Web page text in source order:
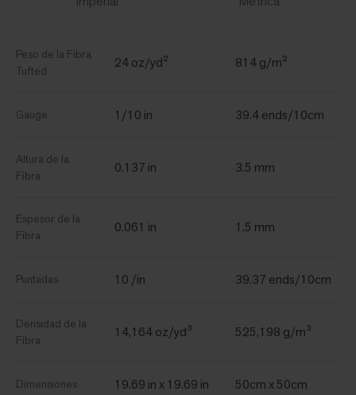
Peso de la Fibra
Tufted
24 oz/yd² 814 g/m²
Gauge 1/10 in 39.4 ends/10cm
Altura de la
Fibra
0.137 in 3.5 mm
Espesor de la
Fibra
0.061 in 1.5 mm
Puntadas 10 /in 39.37 ends/10cm
Densidad de la
Fibra
14,164 oz/yd³ 525,198 g/m³
Dimensiones 19.69 in x 19.69 in 50cm x 50cm